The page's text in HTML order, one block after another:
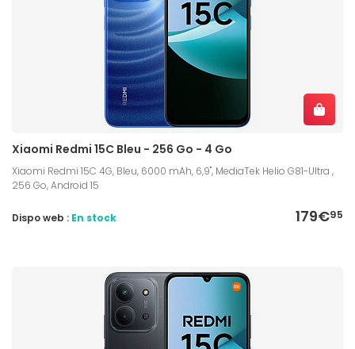
Xiaomi Redmi 15C Bleu - 256 Go - 4 Go
Xiaomi Redmi 15C 4G, Bleu, 6000 mAh, 6,9", MediaTek Helio G81-Ultra ,
256 Go, Android 15
179€95
Dispo web : En stock